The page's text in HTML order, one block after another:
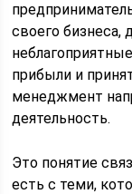
своего
прибыли и
менеджмент
деятельность.
Это понятие
есть с теми,